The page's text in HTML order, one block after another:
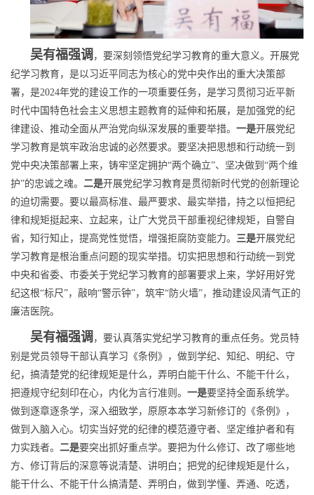
吴有福强调 ，要深刻领悟党纪学习教育的重大意义。开展党
纪学习教育，是以习近平同志为核心的党中央作出的重大决策部
署，是2024年党的建设工作的一项重要任务，是学习贯彻习近平新
时代中国特色社会主义思想主题教育的延伸和拓展，是加强党的纪
律建设、推动全面从严治党向纵深发展的重要举措。 一是开展党纪
学习教育是筑牢政治忠诚的必然要求。要坚决把思想和行动统一到
党中央决策部署上来，铸牢坚定拥护“两个确立”、坚决做到“两个维
护”的忠诚之魂。 二是开展党纪学习教育是贯彻新时代党的创新理论
的迫切需要。要以最高标准、最严要求、最实举措，持之以恒把纪
律和规矩挺起来、立起来，让广大党员干部重视纪律规矩，自警自
省，知行知止，提高党性觉悟，增强拒腐防变能力。 三是开展党纪
学习教育是根治重点问题的现实举措。切实把思想和行动统一到党
中央和省委、市委关于党纪学习教育的部署要求上来，学好用好党
纪这根“标尺”，敲响“警示钟”，筑牢“防火墙”，推动建设风清气正的
廉洁医院。
吴有福强调 ，要认真落实党纪学习教育的重点任务。党员特
别是党员领导干部认真学习《条例》，做到学纪、知纪、明纪、守
纪，搞清楚党的纪律规矩是什么，弄明白能干什么、不能干什么，
把遵规守纪刻印在心，内化为言行准则。 一是要坚持全面系统学。
做到逐章逐条学，深入细致学，原原本本学习新修订的《条例》，
做到入脑入心。切实当好党的纪律的模范遵守者、坚定维护者和有
力实践者。 二是要突出抓好重点学。要把为什么修订、改了哪些地
方、修订背后的深意等说清楚、讲明白；把党的纪律规矩是什么，
能干什么、不能干什么搞清楚、弄明白，做到学懂、弄通、吃透，